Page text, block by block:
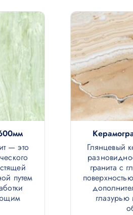
— это
путем
Глянцевый
гранита с